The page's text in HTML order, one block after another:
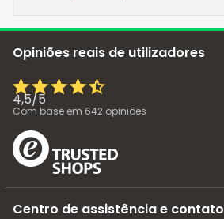
Opiniões reais de utilizadores
4,5/5
Com base em 642 opiniões
Centro de assistência e contato